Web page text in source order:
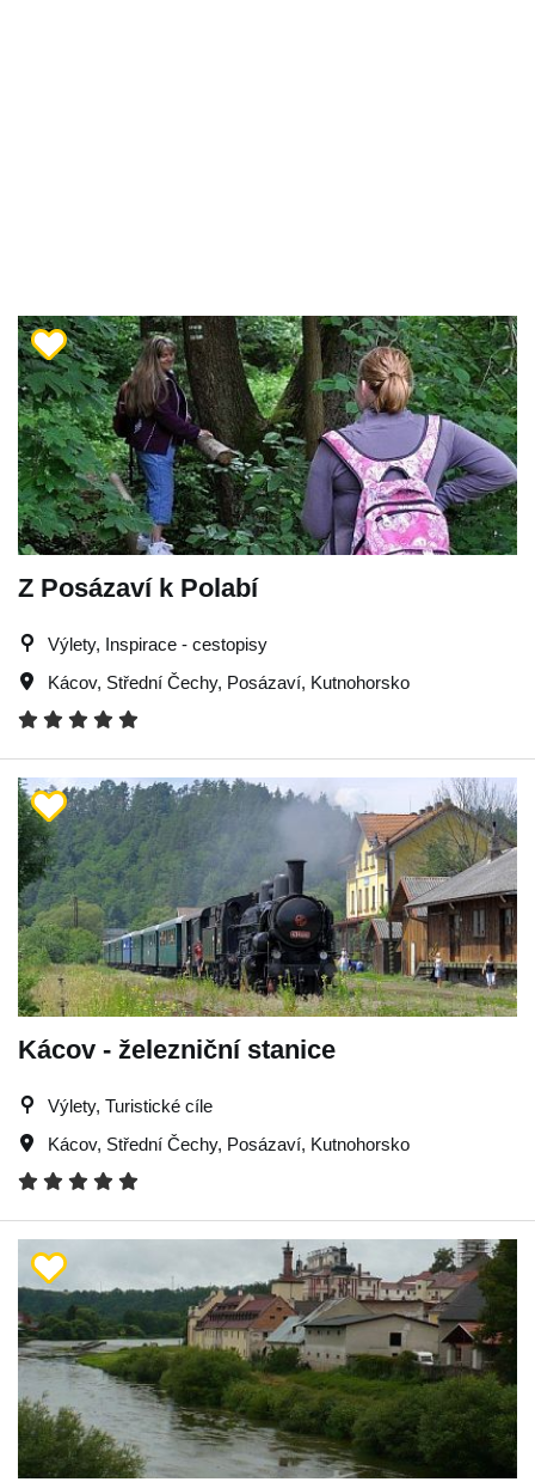
Z Posázaví k Polabí
Výlety, Inspirace - cestopisy
Kácov, Střední Čechy, Posázaví, Kutnohorsko
Kácov - železniční stanice
Výlety, Turistické cíle
Kácov, Střední Čechy, Posázaví, Kutnohorsko